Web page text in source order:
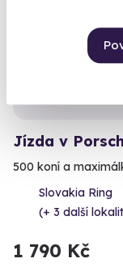
Exkluzivně u
Jízda v
500 koní a
Slovakia Ring
(+ 3 další
1 790 Kč